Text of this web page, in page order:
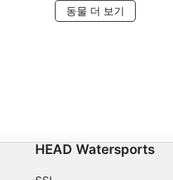
동물 더 보기
HEAD Watersports